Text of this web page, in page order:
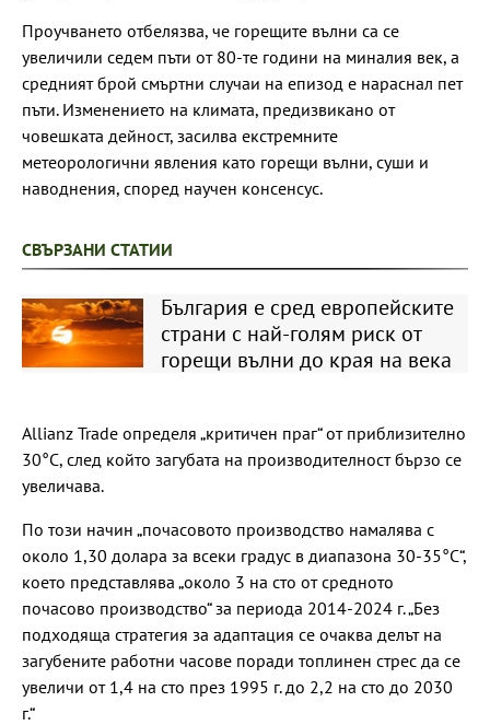
Проучването отбелязва, че горещите вълни са се
увеличили седем пъти от 80-те години на миналия век, а
средният брой смъртни случаи на епизод е нараснал пет
пъти. Изменението на климата, предизвикано от
човешката дейност, засилва екстремните
метеорологични явления като горещи вълни, суши и
наводнения, според научен консенсус.
СВЪРЗАНИ СТАТИИ
България е сред европейските
страни с най-голям риск от
горещи вълни до края на века
Allianz Trade определя „критичен праг“ от приблизително
30°С, след който загубата на производителност бързо се
увеличава.
По този начин „почасовото производство намалява с
около 1,30 долара за всеки градус в диапазона 30-35°C“,
което представлява „около 3 на сто от средното
почасово производство“ за периода 2014-2024 г. „Без
подходяща стратегия за адаптация се очаква делът на
загубените работни часове поради топлинен стрес да се
увеличи от 1,4 на сто през 1995 г. до 2,2 на сто до 2030
г.“